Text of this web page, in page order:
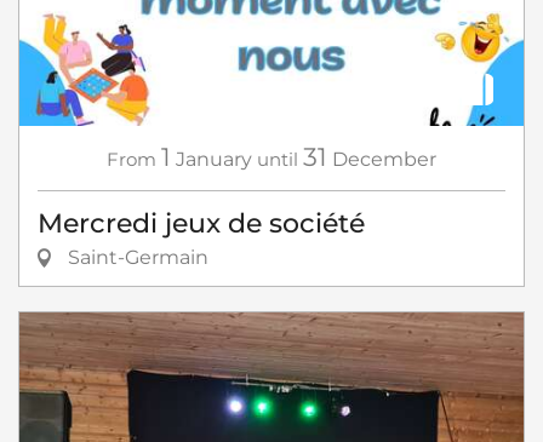
From 1 January until 31 December
Mercredi jeux de société
Saint-Germain